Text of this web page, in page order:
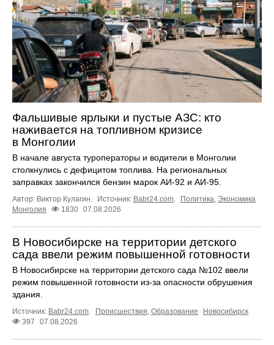
Фальшивые ярлыки и пустые АЗС: кто
наживается на топливном кризисе
в Монголии
В начале августа туроператоры и водители в Монголии
столкнулись с дефицитом топлива. На региональных
заправках закончился бензин марок АИ-92 и АИ-95.
Автор: Виктор Кулагин. Источник: Babr24.com Политика Экономика
Монголия
1830 07.08.2026
В Новосибирске на территории детского
сада ввели режим повышенной готовности
В Новосибирске на территории детского сада №102 ввели
режим повышенной готовности из-за опасности обрушения
здания.
Источник: Babr24.com Происшествия Образование
Новосибирск
397
07.08.2026